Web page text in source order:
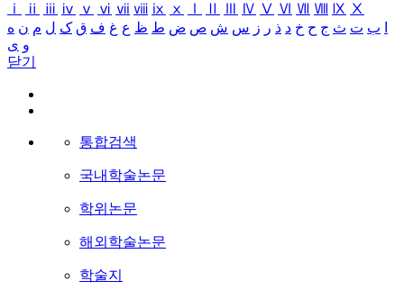
ⅰ
ⅱ ⅲ ⅳ ⅴ ⅵ ⅶ ⅷ ⅸ ⅹ Ⅳ Ⅴ Ⅵ Ⅶ Ⅷ Ⅸ Ⅹ
ب ت ث ج ح خ د ذ ر ز س ش ص ض ط ظ ع غ ف ق ک ل م ن ه
و ی
닫기
통합검색
국내학술논문
학위논문
해외학술논문
학술지